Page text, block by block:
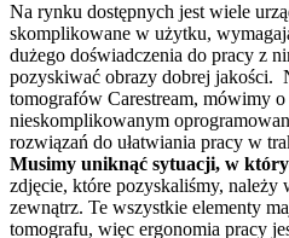
Na rynku dostępnych jest wiele
skomplikowane w użytku,
dużego doświadczenia do pracy z
pozyskiwać obrazy dobrej jakości.
tomografów Carestream, mówimy
nieskomplikowanym
rozwiązań do ułatwiania pracy w
Musimy uniknąć sytuacji, w
zdjęcie, które pozyskaliśmy, należy
zewnątrz. Te wszystkie elementy
tomografu, więc ergonomia pracy